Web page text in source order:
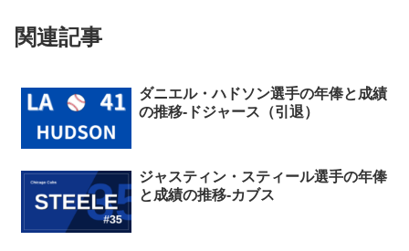
関連記事
ダニエル・ハドソン選手の年俸と成績
の推移-ドジャース（引退）
ジャスティン・スティール選手の年俸
と成績の推移-カブス